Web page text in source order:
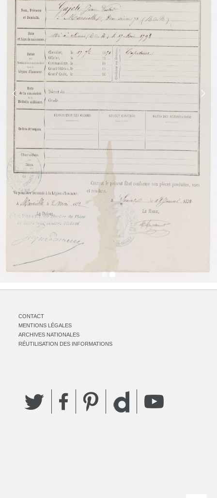
CONTACT
MENTIONS LÉGALES
ARCHIVES NATIONALES
RÉUTILISATION DES INFORMATIONS